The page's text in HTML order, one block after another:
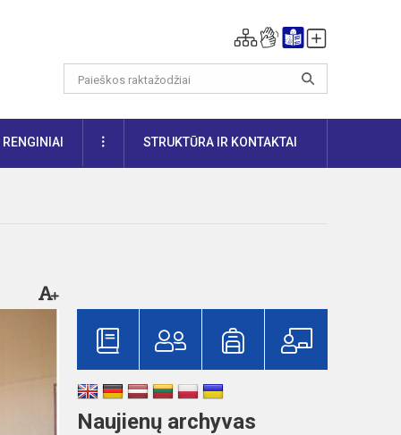
RENGINIAI DAUGIAUSTRUKTŪRA IR KONTAKTAI
Naujienų archyvas